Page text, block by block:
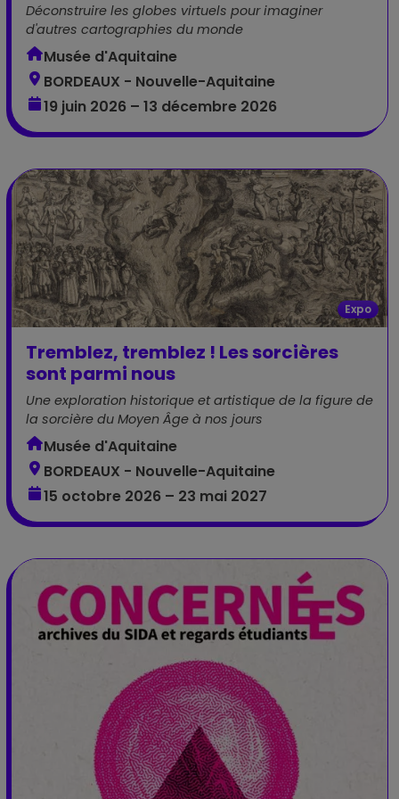
Déconstruire les globes virtuels pour imaginer
d'autres cartographies du monde
Musée d'Aquitaine
BORDEAUX - Nouvelle-Aquitaine
19 juin 2026 – 13 décembre 2026
Expo
Tremblez, tremblez ! Les sorcières
sont parmi nous
Une exploration historique et artistique de la figure de
la sorcière du Moyen Âge à nos jours
Musée d'Aquitaine
BORDEAUX - Nouvelle-Aquitaine
15 octobre 2026 – 23 mai 2027